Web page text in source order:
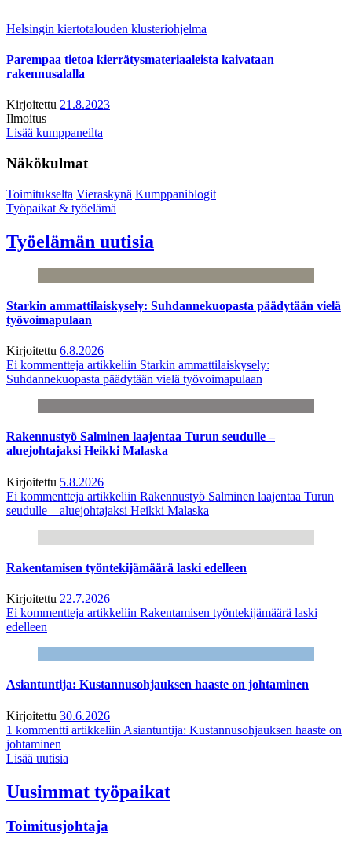
Helsingin kiertotalouden klusteriohjelma
Parempaa tietoa kierrätysmateriaaleista kaivataan
rakennusalalla
Kirjoitettu 21.8.2023
Ilmoitus
Lisää kumppaneilta
Näkökulmat
Toimitukselta Vieraskynä Kumppaniblogit
Työpaikat & työelämä
Työelämän uutisia
Starkin ammattilaiskysely: Suhdannekuopasta päädytään vielä
työvoimapulaan
Kirjoitettu 6.8.2026
Ei kommentteja artikkeliin Starkin ammattilaiskysely:
Suhdannekuopasta päädytään vielä työvoimapulaan
Rakennustyö Salminen laajentaa Turun seudulle –
aluejohtajaksi Heikki Malaska
Kirjoitettu 5.8.2026
Ei kommentteja artikkeliin Rakennustyö Salminen laajentaa Turun
seudulle – aluejohtajaksi Heikki Malaska
Rakentamisen työntekijämäärä laski edelleen
Kirjoitettu 22.7.2026
Ei kommentteja artikkeliin Rakentamisen työntekijämäärä laski
edelleen
Asiantuntija: Kustannusohjauksen haaste on johtaminen
Kirjoitettu 30.6.2026
1 kommentti artikkeliin Asiantuntija: Kustannusohjauksen haaste on
johtaminen
Lisää uutisia
Uusimmat työpaikat
Toimitusjohtaja